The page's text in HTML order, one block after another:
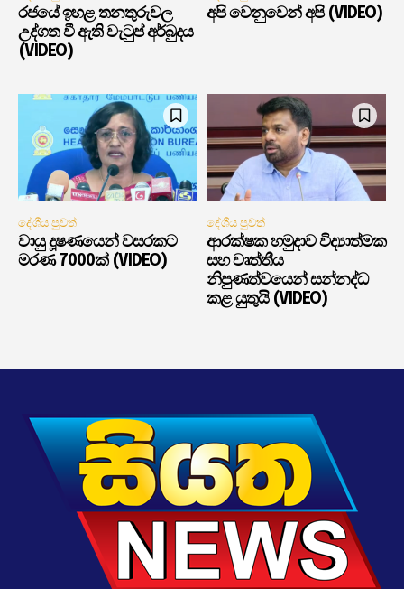
රජයේ ඉහළ තනතුරුවල
උද්ගත වී ඇති වැටුප් අර්බුදය
(VIDEO)
අපි වෙනුවෙන් අපි (VIDEO)
දේශීය පුවත්
වායු දූෂණයෙන් වසරකට
මරණ 7000ක් (VIDEO)
දේශීය පුවත්
ආරක්ෂක හමුදාව විද්‍යාත්මක
සහ වෘත්තීය
නිපුණත්වයෙන් සන්නද්ධ
කළ යුතුයි (VIDEO)